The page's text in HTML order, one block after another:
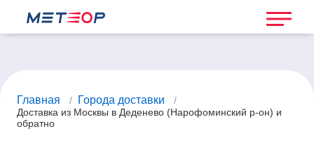
Главная / Города доставки
/
Доставка из Москвы в Деденево (Нарофоминский р-он) и
обратно